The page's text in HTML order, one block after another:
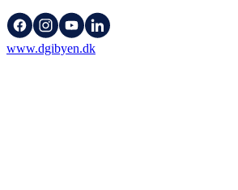
www.dgibyen.dk